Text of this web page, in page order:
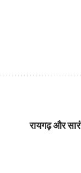
रायगढ़ और